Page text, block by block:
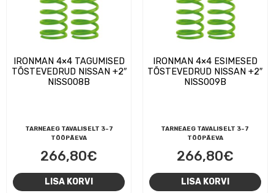
IRONMAN 4×4 TAGUMISED
TÕSTEVEDRUD NISSAN +2″
NISS008B
TARNEAEG TAVALISELT 3-7
TÖÖPÄEVA
266,80€
LISA KORVI
IRONMAN 4×4 ESIMESED
TÕSTEVEDRUD NISSAN +2″
NISS009B
TARNEAEG TAVALISELT 3-7
TÖÖPÄEVA
266,80€
LISA KORVI